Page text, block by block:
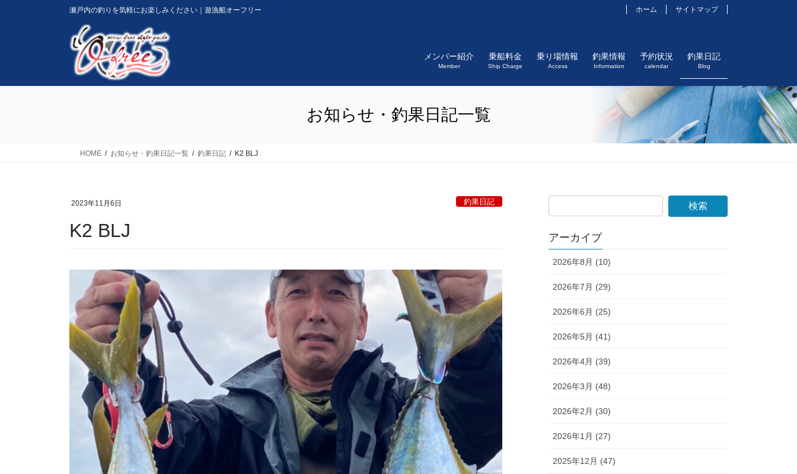
瀬戸内の釣りを気軽にお楽しみください｜遊漁船オーフリー ホーム サイトマップ
メンバー紹介
Member
乗船料金
Ship Charge
乗り場情報
Access
釣果情報
Information
予約状況
calendar
釣果日記
Blog
お知らせ・釣果日記一覧
HOME お知らせ・釣果日記一覧 釣果日記 K2 BLJ
2023年11月6日 釣果日記
K2 BLJ アーカイブ
2026年8月 (10)
2026年7月 (29)
2026年6月 (25)
2026年5月 (41)
2026年4月 (39)
2026年3月 (48)
2026年2月 (30)
2026年1月 (27)
2025年12月 (47)